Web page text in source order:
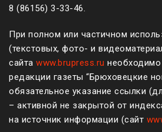
8 (861 56) 3-33-46.
При полном или частичном
(текстовых, фото- и
сайта www.brupress.ru
редакции газеты “Брюховецкие
обязательное указание ссылки
– активной не закрытой от
на источник информации (сайт